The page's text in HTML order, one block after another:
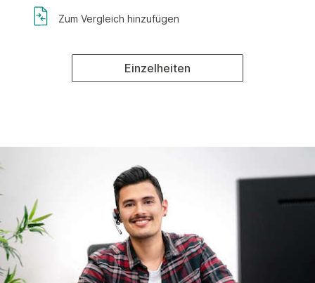
Zum Vergleich hinzufügen
Einzelheiten